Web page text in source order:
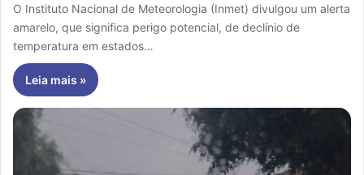
O Instituto Nacional de Meteorologia (Inmet) divulgou um alerta
amarelo, que significa perigo potencial, de declínio de
temperatura em estados…
Leia mais »